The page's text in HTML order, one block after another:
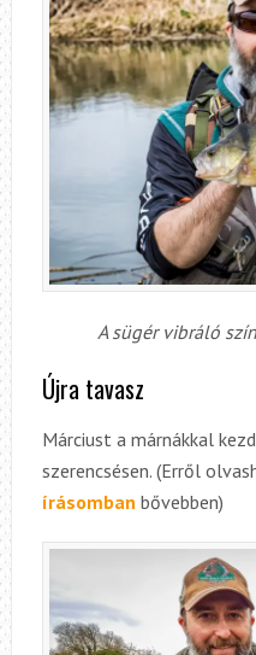
A sügér vibráló
Újra tavasz
Márciust a márnákkal
szerencsésen. (Erről
írásomban bővebben)